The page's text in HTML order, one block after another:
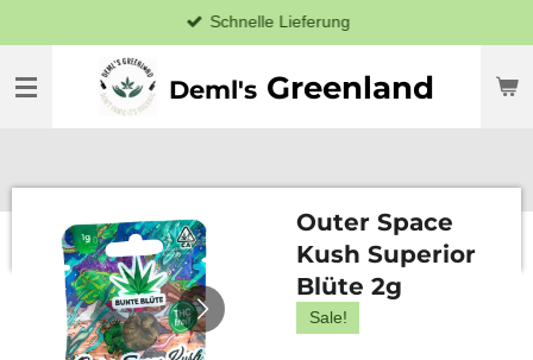
Hauptinhalt
springen
Deml's Greenland
Schnelle Lieferung
Outer Space
Kush Superior
Blüte 2g
Sale!